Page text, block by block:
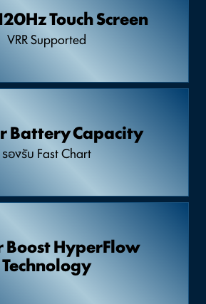
Touch Screen
VRR Supported
Battery Capacity
รองรับ Fast Chart
Boost HyperFlow
Technology​